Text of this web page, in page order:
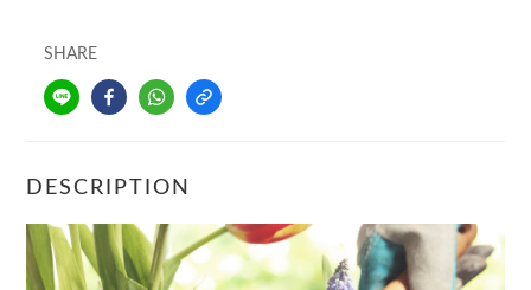
SHARE
DESCRIPTION